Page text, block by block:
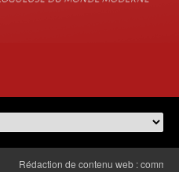
Rédaction de contenu web : comment